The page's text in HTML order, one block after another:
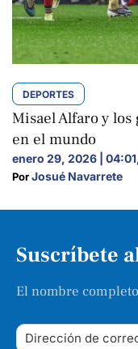
DEPORTES
Misael Alfaro y
en el mundo
enero 29, 2026 | 04:01,
Por Josué Navarrete
Suscríbete
El nombre